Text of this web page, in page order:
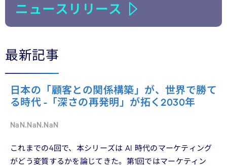
ニュースリリース
最新記事
日本の「顧客との関係構築」が、世界で勝て
る時代 -「深さの再発明」が拓く2030年
NaN.NaN.NaN
これまでの4回で、本シリーズは AI 時代のマーケティング
がどう変質するかを論じてきた。第1回ではマーケティン